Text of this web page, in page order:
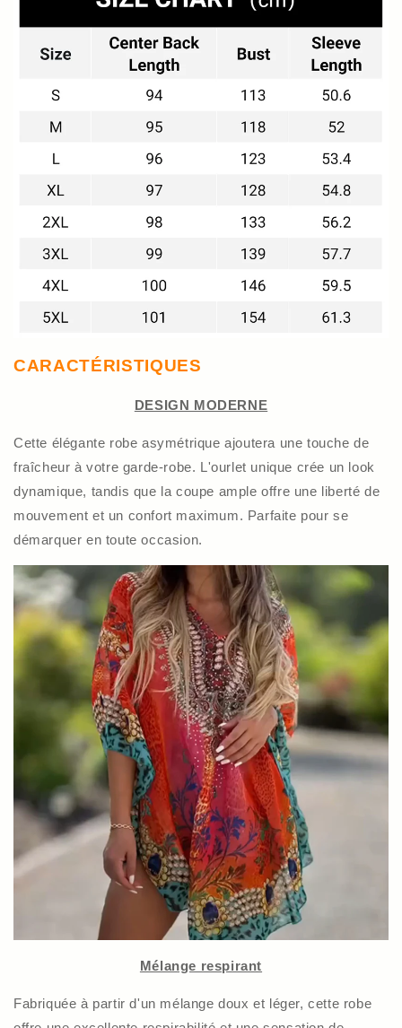
CARACTÉRISTIQUES
DESIGN MODERNE
Cette élégante robe asymétrique ajoutera une touche de
fraîcheur à votre garde-robe. L'ourlet unique crée un look
dynamique, tandis que la coupe ample offre une liberté de
mouvement et un confort maximum. Parfaite pour se
démarquer en toute occasion.
Mélange respirant
Fabriquée à partir d'un mélange doux et léger, cette robe